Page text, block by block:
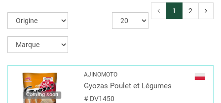
1 2
Coming soon
AJINOMOTO
Gyozas Poulet et Légumes
#DV1450